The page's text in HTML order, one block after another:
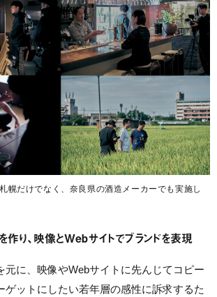
幌だけでなく、奈良県の酒造メーカーでも実施し
り、映像とWebサイトでブランドを表現
元に、映像やWebサイトに先んじてコピー
ゲットにしたい若年層の感性に訴求するた